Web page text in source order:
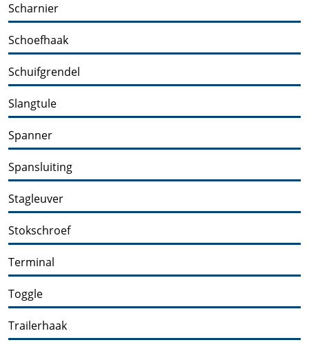
Scharnier
Schoefhaak
Schuifgrendel
Slangtule
Spanner
Spansluiting
Stagleuver
Stokschroef
Terminal
Toggle
Trailerhaak